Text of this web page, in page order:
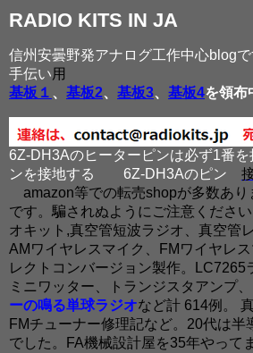
RADIO KITS IN JA
信州安曇野発アナログ工作中心blog
手伝い用
基板１ 、 基板2、 基板3、 基板4を領布
6Z-DH3Aのヒーターピンは必ず1番
ンを接地する
6Z-DH3Aのピン
amazon等での転売shopが多数あり
です。騙されぬようにご注意くださ
オキット,真空管短波ラジオ、真空管
AMワイヤレスマイク、FMワイヤレ
レクトコンバージョン製作。LC7265
ミニワッター、トランジスタアンプ
ーの鳴る単球ラジオなど計 614例。
FMチューナー修理記など。20代は半
でした。FA機械設計屋を35年やって